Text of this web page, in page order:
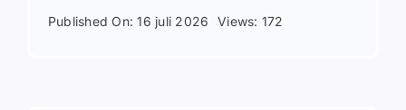
Published On: 16 juli 2026 Views: 172